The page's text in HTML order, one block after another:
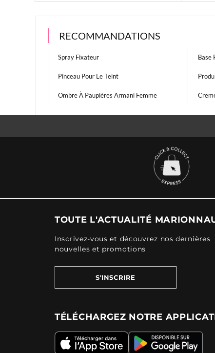
RECOMMANDATIONS
Spray Fixateur Base
Pinceau Pour Le Teint
Ombre À Paupières Armani Femme
TOUTE L'ACTUALITÉ
Inscrivez-vous et découvrez nos dernières
nouvelles et promotions
S'INSCRIRE
TÉLÉCHARGEZ NOTRE